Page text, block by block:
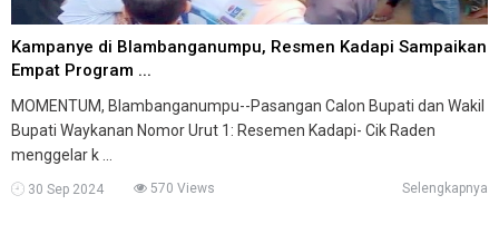
Kampanye di Blambanganumpu, Resmen Kadapi Sampaikan
Empat Program ...
MOMENTUM, Blambanganumpu--Pasangan Calon Bupati dan Wakil
Bupati Waykanan Nomor Urut 1: Resemen Kadapi- Cik Raden
menggelar k ...
30 Sep 2024 570 Views Selengkapnya